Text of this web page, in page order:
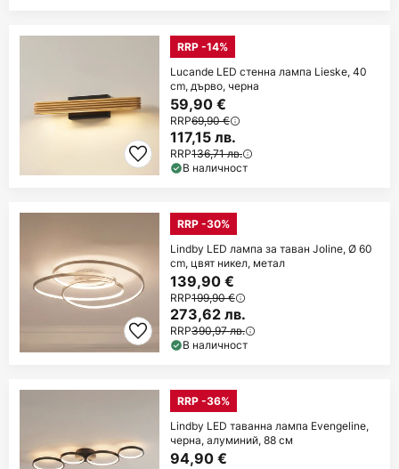
RRP -14%
Lucande LED стенна лампа Lieske, 40
cm, дърво, черна
59,90 €
RRP69,90 €
117,15 лв.
RRP136,71 лв.
В наличност
RRP -30%
Lindby LED лампа за таван Joline, Ø 60
cm, цвят никел, метал
139,90 €
RRP199,90 €
273,62 лв.
RRP390,97 лв.
В наличност
RRP -36%
Lindby LED таванна лампа Evengeline,
черна, алуминий, 88 см
94,90 €